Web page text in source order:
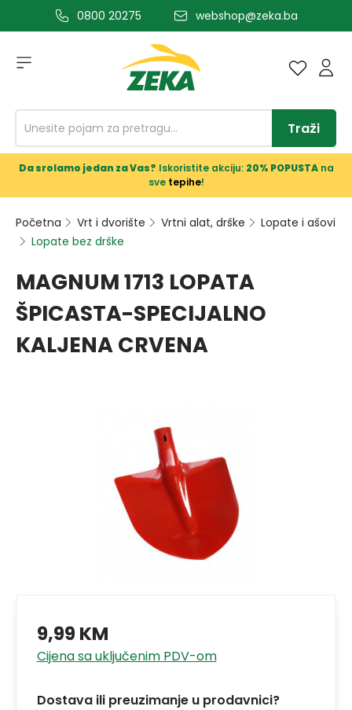
glavni sadržaj0800 20275 webshop@zeka.ba
Traži
Da srolamo jedan za Vas? Iskoristite akciju: 20% POPUSTAna
sve tepihe!
Početna Vrt i dvorište Vrtni alat, drške
Lopate i ašovi
Lopate bez drške
MAGNUM 1713 LOPATA
ŠPICASTA-SPECIJALNO
KALJENA CRVENA
9,99 KM
Cijena sa uključenim PDV-om
Dostava ili preuzimanje u prodavnici?